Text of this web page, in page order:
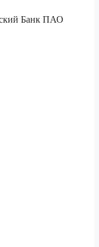
Банк ПАО